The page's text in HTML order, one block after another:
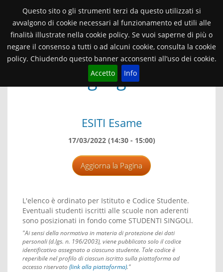
Questo sito o gli strumenti terzi da questo utilizzati si
avvalgono di cookie necessari al funzionamento ed utili alle
finalità illustrate nella cookie policy. Se vuoi saperne di più o
negare il consenso a tutti o ad alcuni cookie, consulta la cookie
policy. Chiudendo questo banner acconsenti all’uso dei cookie.
Accetto
Info
Orientamento Università di Verona
2021/22TANDEM
Toggle
Patologia generale
ESITI Esame
17/03/2022 (14:30 - 15:00)
Aggiorna la Pagina
L'elenco è ordinato per Istituto e Codice Studente.
Eventuali studenti iscritti alle scuole non aderenti
sono posizionati in fondo come STUDENTI SINGOLI.
"Ai sensi della normativa in materia di protezione dei dati
personali (d.lgs. n. 196/2003), viene pubblicato solo il codice
identificativo assegnato a ciascuno studente. Tale codice è
reperibile nel profilo di ciascun iscritto sulla piattaforma ad
accesso riservato (link alla piattaforma)."